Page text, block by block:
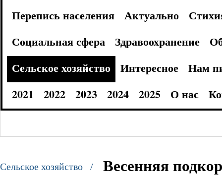
Перепись населения
Актуально
Социальная сфера
Здравоохранение
Сельское хозяйство
Интересное
Нам
2021
2022 2023 2024 2025 О нас
Сельское хозяйство / Весенняя